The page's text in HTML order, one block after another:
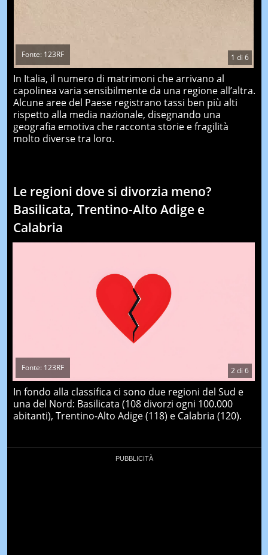
1 di 6
Fonte: 123RF
In Italia, il numero di matrimoni che arrivano al
capolinea varia sensibilmente da una regione all’altra.
Alcune aree del Paese registrano tassi ben più alti
rispetto alla media nazionale, disegnando una
geografia emotiva che racconta storie e fragilità
molto diverse tra loro.
Le regioni dove si divorzia meno?
Basilicata, Trentino-Alto Adige e
Calabria
2di 6
Fonte: 123RF
In fondo alla classifica ci sono due regioni del Sud e
una del Nord: Basilicata (108 divorzi ogni 100.000
abitanti), Trentino-Alto Adige (118) e Calabria (120).